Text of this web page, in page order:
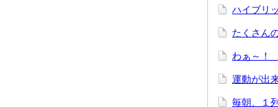
ハイブリ
たくさん
わぁ～
運動が出
毎朝、１